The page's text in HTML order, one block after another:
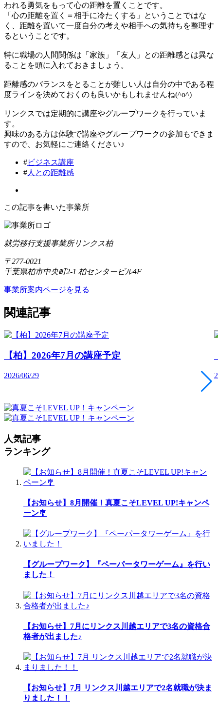
われる勇気をもって心の距離を置くことです。
「心の距離を置く＝相手に冷たくする」ということではな
く、距離を置いて一度自分の考えや相手への気持ちを整理す
るということです。
特に職場の人間関係は「家族」「友人」との距離感とは異な
ることを頭に入れておきましょう。
距離感のバランスをとることが難しい人は自分の中である程
度ラインを決めておくのも良いかもしれませんね(^o^)
リンクスでは定期的に講座やグループワークを行っていま
す。
興味のある方は体験で講座やグループワークの参加もできま
すので、お気軽にご連絡ください♪
#ビジネス講座
#人との距離感
この記事を書いた事業所
就労移行支援事業所リンクス柏
〒277-0021
千葉県柏市中央町2-1 柏センタービル4F
事業所案内ページを見る
関連記事
【柏】2026年7月の講座予定
2026/06/29
人気記事
ランキング
【お知らせ】8月開催！真夏こそLEVEL UP!キャンペ
ーン🎐
【グループワーク】『ペーパータワーゲーム』を行い
ました！
【お知らせ】7月にリンクス川越エリアで3名の資格合
格者が出ました♪
【お知らせ】7月 リンクス川越エリアで2名就職が決ま
りました！！